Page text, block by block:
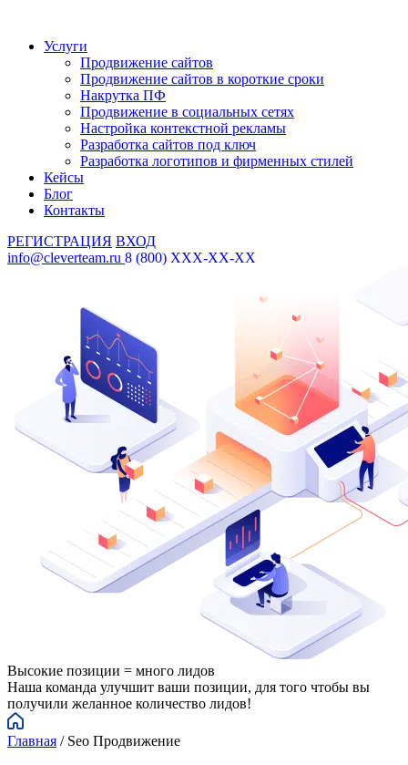
Услуги
Продвижение сайтов
Продвижение сайтов в короткие сроки
Накрутка ПФ
Продвижение в социальных сетях
Настройка контекстной рекламы
Разработка сайтов под ключ
Разработка логотипов и фирменных стилей
Кейсы
Блог
Контакты
РЕГИСТРАЦИЯ ВХОД
info@cleverteam.ru 8 (800) XXX-XX-XX
Высокие позиции = много лидов
Наша команда улучшит ваши позиции, для того чтобы вы
получили желанное количество лидов!
Главная / Seo Продвижение